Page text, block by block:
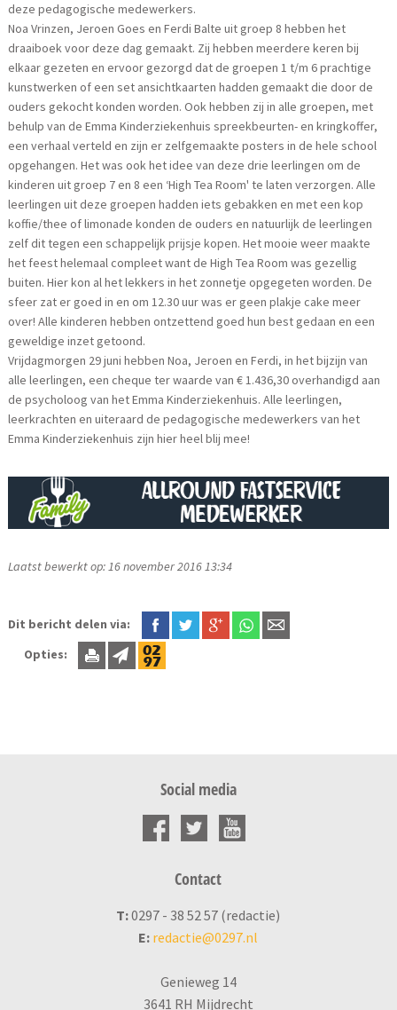
deze pedagogische medewerkers.
Noa Vrinzen, Jeroen Goes en Ferdi Balte uit groep 8 hebben het
draaiboek voor deze dag gemaakt. Zij hebben meerdere keren bij
elkaar gezeten en ervoor gezorgd dat de groepen 1 t/m 6 prachtige
kunstwerken of een set ansichtkaarten hadden gemaakt die door de
ouders gekocht konden worden. Ook hebben zij in alle groepen, met
behulp van de Emma Kinderziekenhuis spreekbeurten- en kringkoffer,
een verhaal verteld en zijn er zelfgemaakte posters in de hele school
opgehangen. Het was ook het idee van deze drie leerlingen om de
kinderen uit groep 7 en 8 een ‘High Tea Room' te laten verzorgen. Alle
leerlingen uit deze groepen hadden iets gebakken en met een kop
koffie/thee of limonade konden de ouders en natuurlijk de leerlingen
zelf dit tegen een schappelijk prijsje kopen. Het mooie weer maakte
het feest helemaal compleet want de High Tea Room was gezellig
buiten. Hier kon al het lekkers in het zonnetje opgegeten worden. De
sfeer zat er goed in en om 12.30 uur was er geen plakje cake meer
over! Alle kinderen hebben ontzettend goed hun best gedaan en een
geweldige inzet getoond.
Vrijdagmorgen 29 juni hebben Noa, Jeroen en Ferdi, in het bijzijn van
alle leerlingen, een cheque ter waarde van € 1.436,30 overhandigd aan
de psycholoog van het Emma Kinderziekenhuis. Alle leerlingen,
leerkrachten en uiteraard de pedagogische medewerkers van het
Emma Kinderziekenhuis zijn hier heel blij mee!
Laatst bewerkt op: 16 november 2016 13:34
Dit bericht delen via:
Opties:
Social media
Contact
T:0297 - 38 52 57 (redactie)
E: redactie@0297.nl
Genieweg 14
3641 RH Mijdrecht